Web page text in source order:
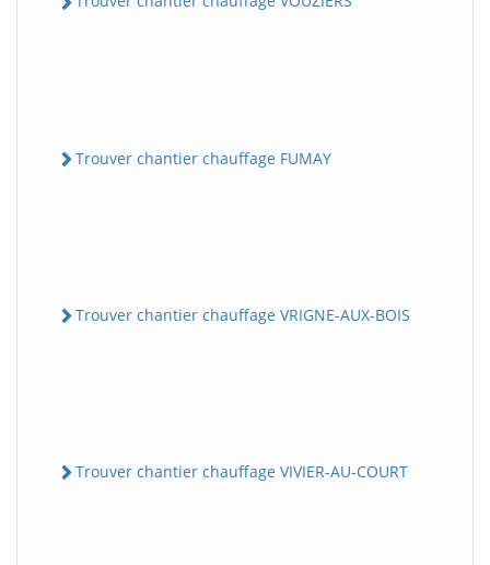
Trouver chantier chauffage FUMAY
Trouver chantier chauffage VRIGNE-AUX-BOIS
Trouver chantier chauffage VIVIER-AU-COURT